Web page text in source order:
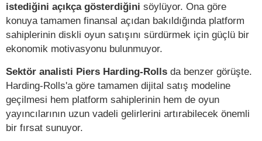
istediğini açıkça gösterdiğini söylüyor. Ona göre
konuya tamamen finansal açıdan bakıldığında platform
sahiplerinin diskli oyun satışını sürdürmek için güçlü bir
ekonomik motivasyonu bulunmuyor.
Sektör analisti Piers Harding-Rolls da benzer görüşte.
Harding-Rolls'a göre tamamen dijital satış modeline
geçilmesi hem platform sahiplerinin hem de oyun
yayıncılarının uzun vadeli gelirlerini artırabilecek önemli
bir fırsat sunuyor.